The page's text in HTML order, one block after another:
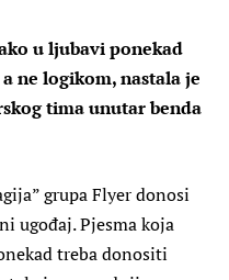
u ljubavi ponekad
ne logikom, nastala je
tima unutar benda
grupa Flyer donosi
ugođaj. Pjesma koja
treba donositi